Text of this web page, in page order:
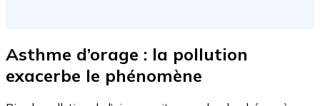
Asthme d’orage : la pollution
exacerbe le phénomène